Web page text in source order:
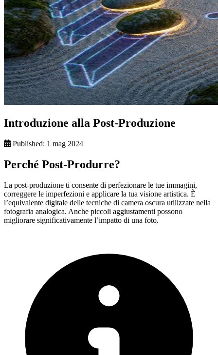
Introduzione alla Post-Produzione
Published: 1 mag 2024
Perché Post-Produrre?
La post-produzione ti consente di perfezionare le tue immagini,
correggere le imperfezioni e applicare la tua visione artistica. È
l’equivalente digitale delle tecniche di camera oscura utilizzate nella
fotografia analogica. Anche piccoli aggiustamenti possono
migliorare significativamente l’impatto di una foto.